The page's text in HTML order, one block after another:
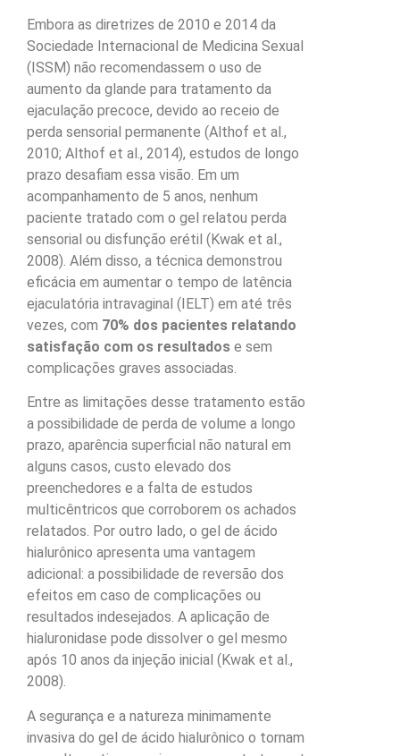
Embora as diretrizes de 2010 e 2014 da
Sociedade Internacional de Medicina Sexual
(ISSM) não recomendassem o uso de
aumento da glande para tratamento da
ejaculação precoce, devido ao receio de
perda sensorial permanente (Althof et al.,
2010; Althof et al., 2014), estudos de longo
prazo desafiam essa visão. Em um
acompanhamento de 5 anos, nenhum
paciente tratado com o gel relatou perda
sensorial ou disfunção erétil (Kwak et al.,
2008). Além disso, a técnica demonstrou
eficácia em aumentar o tempo de latência
ejaculatória intravaginal (IELT) em até três
vezes, com 70% dos pacientes relatando
satisfação com os resultados e sem
complicações graves associadas.
Entre as limitações desse tratamento estão
a possibilidade de perda de volume a longo
prazo, aparência superficial não natural em
alguns casos, custo elevado dos
preenchedores e a falta de estudos
multicêntricos que corroborem os achados
relatados. Por outro lado, o gel de ácido
hialurônico apresenta uma vantagem
adicional: a possibilidade de reversão dos
efeitos em caso de complicações ou
resultados indesejados. A aplicação de
hialuronidase pode dissolver o gel mesmo
após 10 anos da injeção inicial (Kwak et al.,
2008).
A segurança e a natureza minimamente
invasiva do gel de ácido hialurônico o tornam